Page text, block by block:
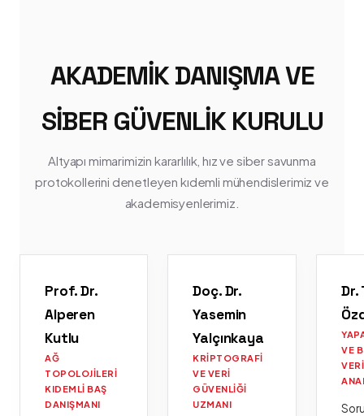
AKADEMIK DANIŞMA VE
SIBER GÜVENLIK KURULU
Altyapı mimarimizin kararlılık, hız ve siber savunma
protokollerini denetleyen kıdemli mühendislerimiz ve
akademisyenlerimiz.
Prof. Dr.
Alperen
Kutlu
AĞ
TOPOLOJILERI
KIDEMLI BAŞ
DANIŞMANI
Doç. Dr.
Yasemin
Yalçınkaya
KRIPTOGRAFI
VE VERI
GÜVENLIĞI
UZMANI
Dr.
VE
VERI